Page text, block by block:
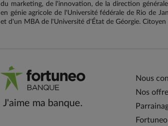
du marketing, de l'innovation, de la direction
en génie agricole de l'Université fédérale de Rio de
et d'un MBA de l'Université d'État de Géorgie.
J'aime ma banque.
Nous
Nos